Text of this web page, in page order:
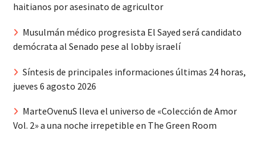
haitianos por asesinato de agricultor
Musulmán médico progresista El Sayed será candidato
demócrata al Senado pese al lobby israelí
Síntesis de principales informaciones últimas 24 horas,
jueves 6 agosto 2026
MarteOvenuS lleva el universo de «Colección de Amor
Vol. 2» a una noche irrepetible en The Green Room